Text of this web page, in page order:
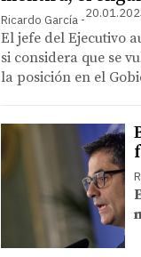
Ricardo García
El jefe del Ejecutivo
si considera que se
la posición en el